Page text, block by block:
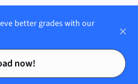
Italiano
better grades with our
now!